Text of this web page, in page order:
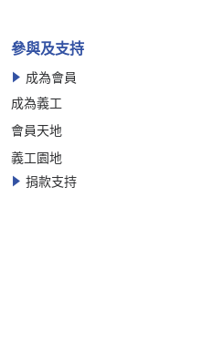
參與及支持
成為會員
成為義工
會員天地
義工園地
捐款支持